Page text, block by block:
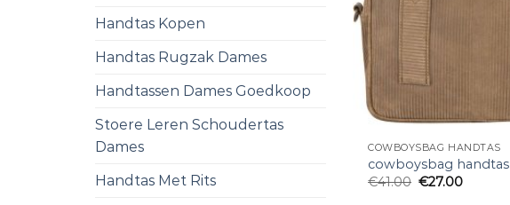
Handtas Kopen
Handtas Rugzak Dames
Handtassen Dames Goedkoop
Stoere Leren Schoudertas
Dames
Handtas Met Rits
COWBOYSBAG HANDTAS
cowboysbag handtas
€41.00 €27.00